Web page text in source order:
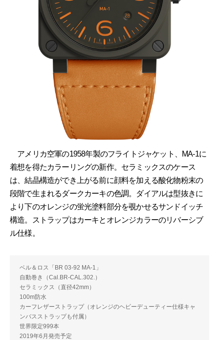
アメリカ空軍の1958年製のフライトジャケット、MA-1に
着想を得たカラーリングの新作。セラミックスのケース
は、結晶構造ができ上がる前に顔料を加える酸化物粉末の
段階で生まれるダークカーキの色調。ダイアルは型抜きに
より下のオレンジの蛍光塗料部分を覗かせるサンドイッチ
構造。ストラップはカーキとオレンジカラーのリバーシブ
ル仕様。
ベル＆ロス「BR 03-92 MA-1」
自動巻き（Cal.BR-CAL.302.）
セラミックス（直径42mm）
100m防水
カーフレザーストラップ（オレンジのヘビーデューティー仕様キャ
ンバスストラップも付属）
世界限定999本
2019年6月発売予定